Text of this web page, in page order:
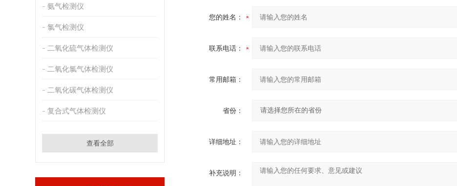
氨气检测仪
氯气检测仪
二氧化硫气体检测仪
二氧化氯气体检测仪
二氧化碳气体检测仪
复合式气体检测仪
查看全部
您的姓名：
联系电话：
常用邮箱：
省份：
详细地址：
补充说明：